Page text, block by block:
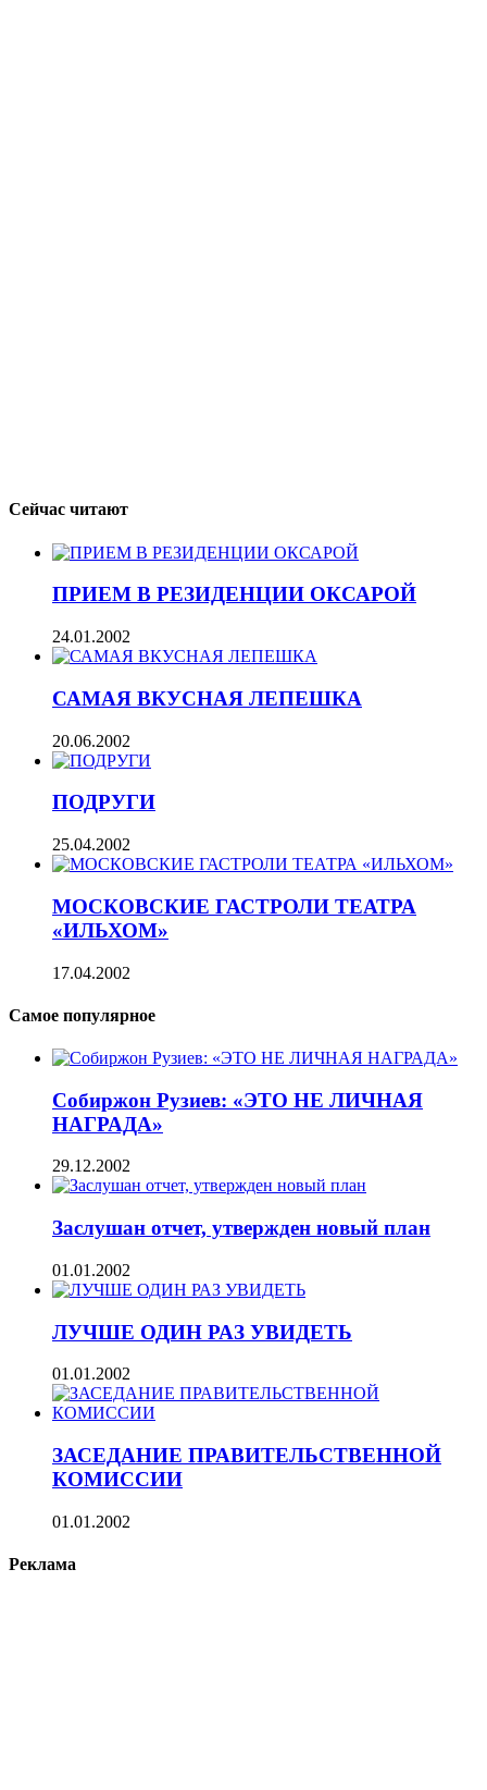
Сейчас читают
ПРИЕМ В РЕЗИДЕНЦИИ ОКСАРОЙ
24.01.2002
САМАЯ ВКУСНАЯ ЛЕПЕШКА
20.06.2002
ПОДРУГИ
25.04.2002
МОСКОВСКИЕ ГАСТРОЛИ ТЕАТРА
«ИЛЬХОМ»
17.04.2002
Самое популярное
Собиржон Рузиев: «ЭТО НЕ ЛИЧНАЯ
НАГРАДА»
29.12.2002
Заслушан отчет, утвержден новый план
01.01.2002
ЛУЧШЕ ОДИН РАЗ УВИДЕТЬ
01.01.2002
ЗАСЕДАНИЕ ПРАВИТЕЛЬСТВЕННОЙ
КОМИССИИ
01.01.2002
Реклама